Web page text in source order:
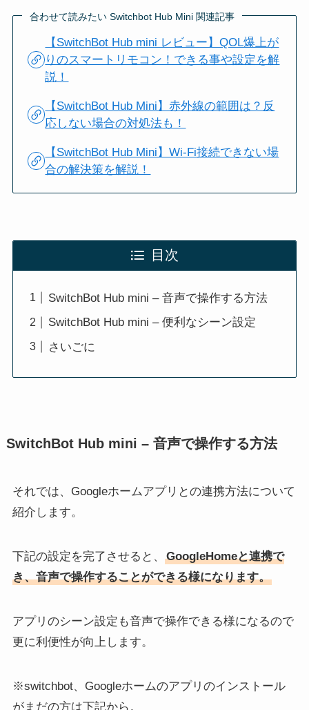
合わせて読みたい Switchbot Hub Mini 関連記事
【SwitchBot Hub mini レビュー】QOL爆上が
りのスマートリモコン！できる事や設定を解
説！
【SwitchBot Hub Mini】赤外線の範囲は？反
応しない場合の対処法も！
【SwitchBot Hub Mini】Wi-Fi接続できない場
合の解決策を解説！
目次
SwitchBot Hub mini – 音声で操作する方法
SwitchBot Hub mini – 便利なシーン設定
さいごに
SwitchBot Hub mini – 音声で操作する方法
それでは、Googleホームアプリとの連携方法について
紹介します。
下記の設定を完了させると、
GoogleHomeと連携で
き、音声で操作することができる様になります。
アプリのシーン設定も音声で操作できる様になるので
更に利便性が向上します。
※switchbot、Googleホームのアプリのインストール
がまだの方は下記から。